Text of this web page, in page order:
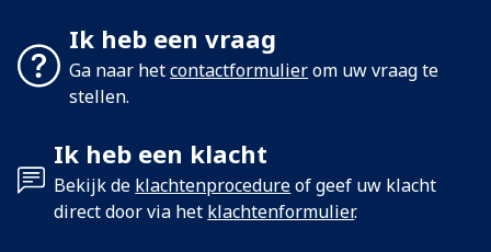
Ik heb een vraag
Ga naar hetcontactformulierom uw vraag te
stellen.
Ik heb een klacht
Bekijk de klachtenprocedureof geef uw klacht
direct door via het klachtenformulier.